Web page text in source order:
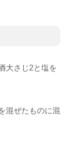
大さじ2と塩を
混ぜたものに混